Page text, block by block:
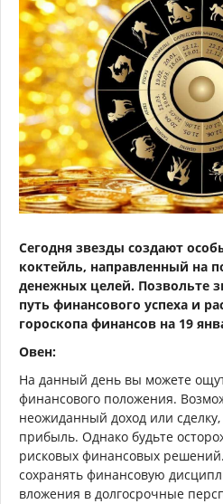
Сегодня звезды создают
коктейль, направленный на
денежных целей. Позвольте
путь финансового успеха и
гороскопа финансов на 19
Овен:
На данный день вы можете
финансового положения.
неожиданный доход или
прибыль. Однако будьте
рисковых финансовых
сохранять финансовую
вложения в долгосрочные